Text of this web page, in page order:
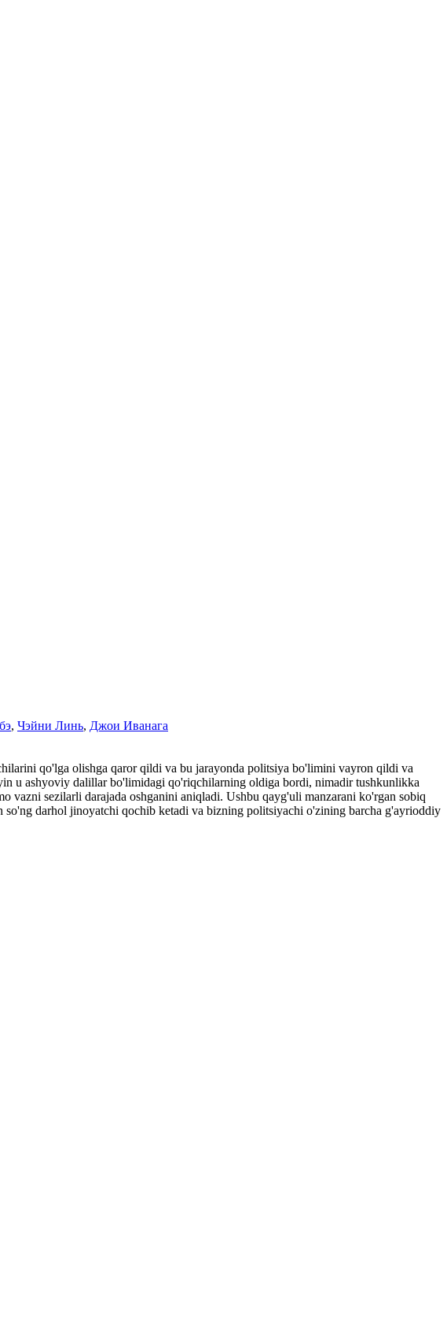
, Чэйни Линь, Джои Иванага
qo'lga olishga qaror qildi va bu jarayonda politsiya bo'limini vayron qildi va
u ashyoviy dalillar bo'limidagi qo'riqchilarning oldiga bordi, nimadir tushkunlikka
sezilarli darajada oshganini aniqladi. Ushbu qayg'uli manzarani ko'rgan sobiq
darhol jinoyatchi qochib ketadi va bizning politsiyachi o'zining barcha g'ayrioddiy